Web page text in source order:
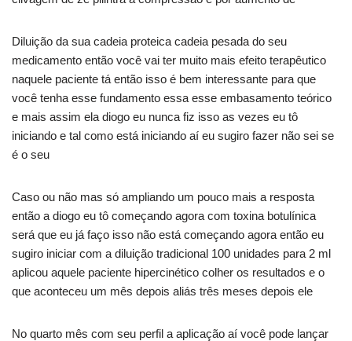
Diluição da sua cadeia proteica cadeia pesada do seu
medicamento então você vai ter muito mais efeito terapêutico
naquele paciente tá então isso é bem interessante para que
você tenha esse fundamento essa esse embasamento teórico
e mais assim ela diogo eu nunca fiz isso as vezes eu tô
iniciando e tal como está iniciando aí eu sugiro fazer não sei se
é o seu
Caso ou não mas só ampliando um pouco mais a resposta
então a diogo eu tô começando agora com toxina botulínica
será que eu já faço isso não está começando agora então eu
sugiro iniciar com a diluição tradicional 100 unidades para 2 ml
aplicou aquele paciente hipercinético colher os resultados e o
que aconteceu um mês depois aliás três meses depois ele
No quarto mês com seu perfil a aplicação aí você pode lançar